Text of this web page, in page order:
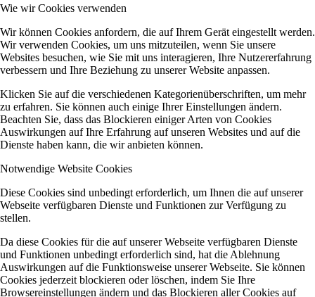
Wie wir Cookies verwenden
Wir können Cookies anfordern, die auf Ihrem Gerät eingestellt werden.
Wir verwenden Cookies, um uns mitzuteilen, wenn Sie unsere
Websites besuchen, wie Sie mit uns interagieren, Ihre Nutzererfahrung
verbessern und Ihre Beziehung zu unserer Website anpassen.
Klicken Sie auf die verschiedenen Kategorienüberschriften, um mehr
zu erfahren. Sie können auch einige Ihrer Einstellungen ändern.
Beachten Sie, dass das Blockieren einiger Arten von Cookies
Auswirkungen auf Ihre Erfahrung auf unseren Websites und auf die
Dienste haben kann, die wir anbieten können.
Notwendige Website Cookies
Diese Cookies sind unbedingt erforderlich, um Ihnen die auf unserer
Webseite verfügbaren Dienste und Funktionen zur Verfügung zu
stellen.
Da diese Cookies für die auf unserer Webseite verfügbaren Dienste
und Funktionen unbedingt erforderlich sind, hat die Ablehnung
Auswirkungen auf die Funktionsweise unserer Webseite. Sie können
Cookies jederzeit blockieren oder löschen, indem Sie Ihre
Browsereinstellungen ändern und das Blockieren aller Cookies auf